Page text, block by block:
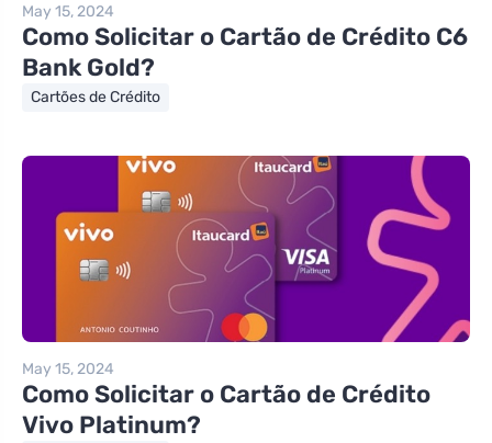
May 15, 2024
Como Solicitar o Cartão de Crédito C6
Bank Gold?
Cartões de Crédito
May 15, 2024
Como Solicitar o Cartão de Crédito
Vivo Platinum?